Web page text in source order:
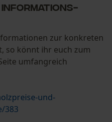
Informations-
zur konkreten
so könnt ihr euch zum
umfangreich
und-
383
Startseite
Begrüßung
User Detection
per Chat